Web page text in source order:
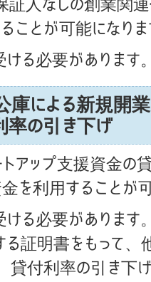
証人なしの創業関
ことが可能になり
る必要があります
による新規開業
率の引き下げ
アップ支援資金の
を利用することが
る必要があります
証明書をもって、
貸付利率の引き下